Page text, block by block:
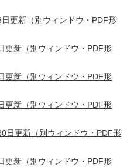
更新（別ウィンドウ・PDF形
更新（別ウィンドウ・PDF形
更新（別ウィンドウ・PDF形
更新（別ウィンドウ・PDF形
日更新（別ウィンドウ・PDF形
更新（別ウィンドウ・PDF形